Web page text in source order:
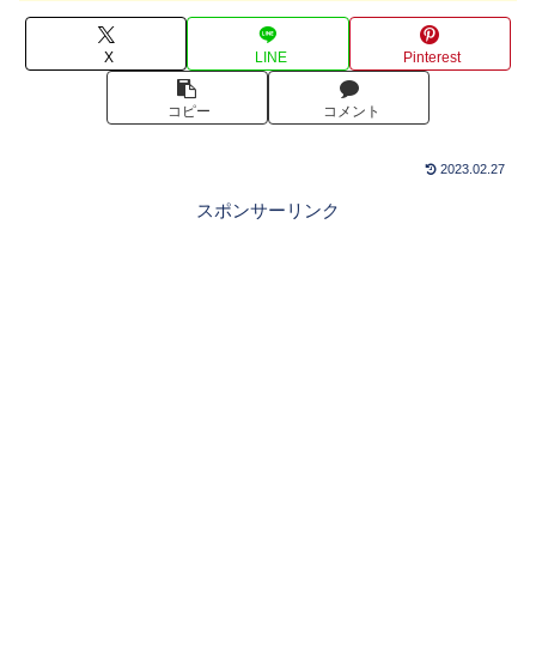
X LINE Pinterest
コピー コメント
2023.02.27
スポンサーリンク